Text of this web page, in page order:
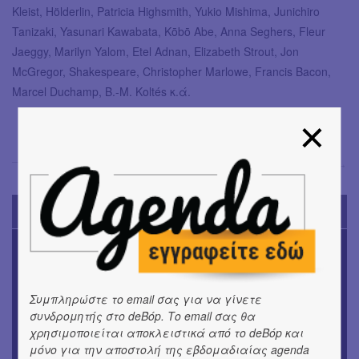
Kleist, Hölderlin, Patricia Highsmith, Yukio Mishima, Junichiro
Tanizaki, Yasunari Kawabata, Kōbō Abe, Anna Seghers, Fleur
Jaeggy, Marilyn Yalom, Etel Adnan, Elizabeth Strout, Jon
McGregor, Shakespeare, Christopher Marlowe, Francis Bacon,
Marcel Duchamp, B.-M. Koltés κ.ά.
TODAY'S EVENTS
16o Samos Young Artists Festival
ΜΟΥΣΙΚΗ
Το 6ο Kournos Music Festival στη Λήμνο
ΘΕΑΤΡΟ / ΧΟΡΟΣ
Συμπληρώστε το email σας για να γίνετε
συνδρομητής στο deBόp. Το email σας θα
χρησιμοποιείται αποκλειστικά από το deBόp και
μόνο για την αποστολή της εβδομαδιαίας agenda